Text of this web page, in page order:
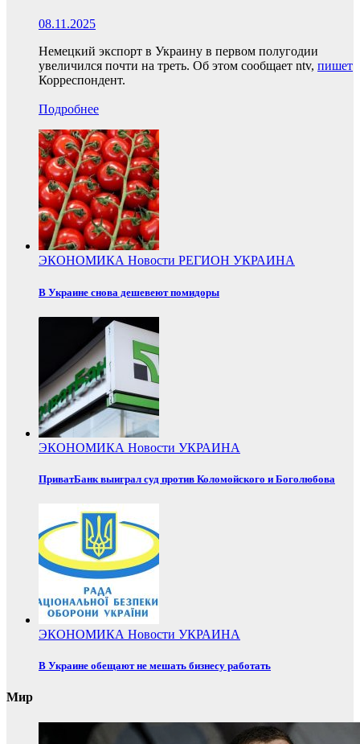
08.11.2025
Немецкий экспорт в Украину в первом полугодии
увеличился почти на треть. Об этом сообщает ntv, пишет
Корреспондент.
Подробнее
ЭКОНОМИКА Новости РЕГИОН УКРАИНА
В Украине снова дешевеют помидоры
ЭКОНОМИКА Новости УКРАИНА
ПриватБанк выиграл суд против Коломойского и Боголюбова
ЭКОНОМИКА Новости УКРАИНА
В Украине обещают не мешать бизнесу работать
Мир